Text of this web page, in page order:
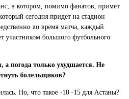
в котором, помимо фанатов, примет
сегодня придет на стадион
во время матча, каждый
участником большого футбольного
а погода только ухудшается. Не
болельщиков?
Но, что такое -10 -15 для Астаны?